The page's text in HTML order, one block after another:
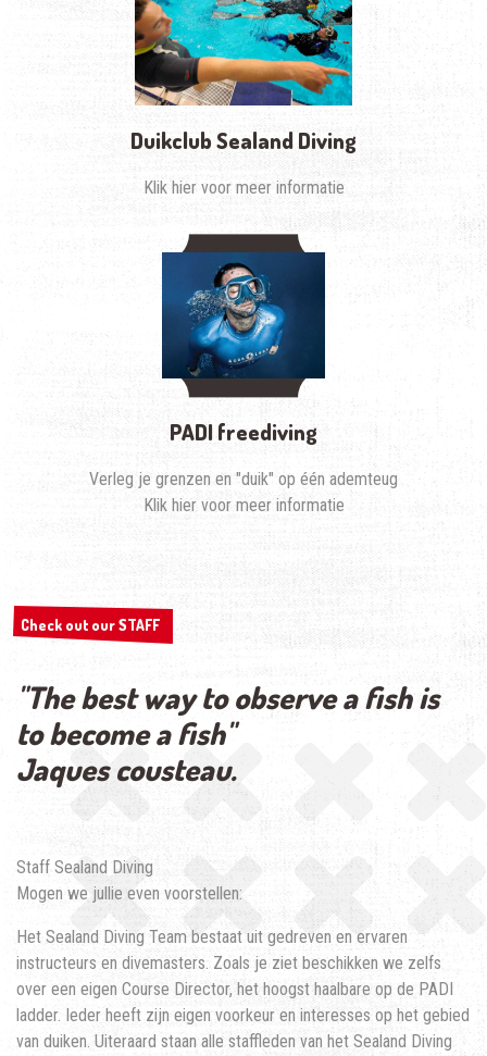
Duikclub Sealand Diving
Klik hier voor meer informatie
PADI freediving
Verleg je grenzen en "duik" op één ademteug
Klik hier voor meer informatie
Check out our STAFF
Check out our STAFF
"The best way to observe a fish is
to become a fish"
Jaques cousteau.
Staff Sealand Diving
Mogen we jullie even voorstellen:
Het Sealand Diving Team bestaat uit gedreven en ervaren
instructeurs en divemasters. Zoals je ziet beschikken we zelfs
over een eigen Course Director, het hoogst haalbare op de PADI
ladder. Ieder heeft zijn eigen voorkeur en interesses op het gebied
van duiken. Uiteraard staan alle staffleden van het Sealand Diving